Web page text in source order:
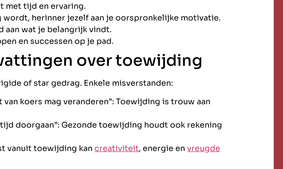
met tijd en ervaring.
wordt, herinner jezelf aan je oorspronkelijke motivatie.
aan wat je belangrijk vindt.
en successen op je pad.
over toewijding
of star gedrag. Enkele misverstanden:
koers mag veranderen”: Toewijding is trouw aan
doorgaan”: Gezonde toewijding houdt ook rekening
vanuit toewijding kan creativiteit, energie en vreugde